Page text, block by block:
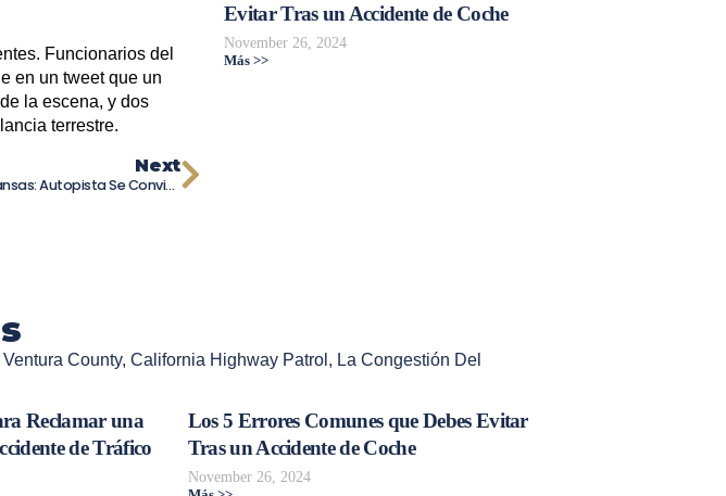
Funcionarios del
en un tweet que un
la escena, y dos
terrestre.
Next
Increíble Incidente En Arkansas: Autopista Se Convierte En Río De Queso Tras Accidente
Evitar Tras un Accidente de Coche
November 26, 2024
Más >>
County, California Highway Patrol , La Congestión Del
Reclamar una
de Tráfico
Los 5 Errores Comunes que Debes Evitar
Tras un Accidente de Coche
November 26, 2024